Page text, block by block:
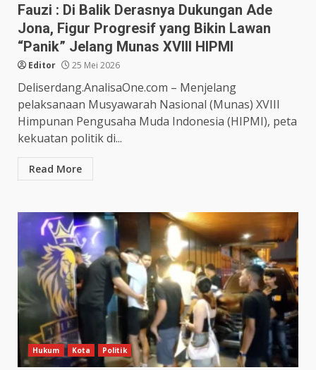
Fauzi : Di Balik Derasnya Dukungan Ade
Jona, Figur Progresif yang Bikin Lawan
“Panik” Jelang Munas XVIII HIPMI
Editor 25 Mei 2026
Deliserdang.AnalisaOne.com – Menjelang
pelaksanaan Musyawarah Nasional (Munas) XVIII
Himpunan Pengusaha Muda Indonesia (HIPMI), peta
kekuatan politik di...
Read More
Hukum Kota Politik